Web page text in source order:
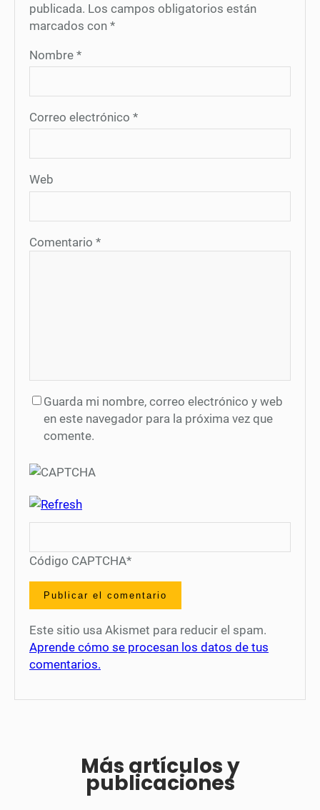
publicada. Los campos obligatorios están
marcados con *
Nombre *
Correo electrónico *
Web
Comentario *
Guarda mi nombre, correo electrónico y web
en este navegador para la próxima vez que
comente.
Código CAPTCHA*
Este sitio usa Akismet para reducir el spam.
Aprende cómo se procesan los datos de tus
comentarios.
Más artículos y
publicaciones